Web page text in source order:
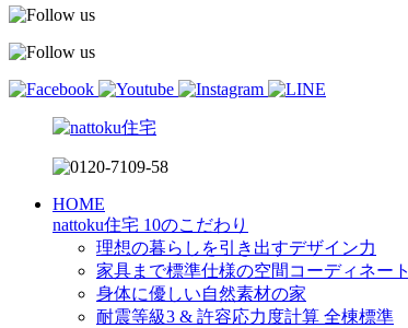
HOME
nattoku住宅 10のこだわり
理想の暮らしを引き出すデザイン力
家具まで標準仕様の空間コーディネート
身体に優しい自然素材の家
耐震等級3 & 許容応力度計算 全棟標準